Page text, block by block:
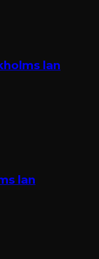
lan
lan